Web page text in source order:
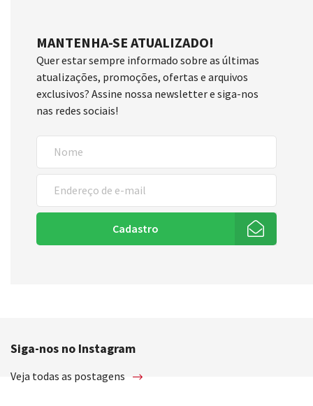
MANTENHA-SE ATUALIZADO!
Quer estar sempre informado sobre as últimas
atualizações, promoções, ofertas e arquivos
exclusivos? Assine nossa newsletter e siga-nos
nas redes sociais!
Cadastro
Siga-nos no Instagram
Veja todas as postagens